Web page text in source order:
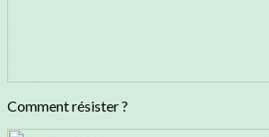
Comment résister ?